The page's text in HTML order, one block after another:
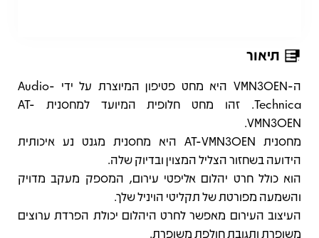
תיאור
תיאור
ה-VMN30EN היא מחט פטיפון המיוצרת על ידי Audio-
Technica. זהו מחט חלופית המיועד למחסנית AT-
VMN30EN.
מחסנית AT-VMN30EN היא מחסנית מגנט נע איכותית
הידועה בשחזור הצליל המצוין ובדיוק שלה.
הוא כולל חרט יהלום אליפטי עירום, המספק מעקב מדויק
והשמעה מפורטת של תקליטי הויניל שלך.
העיצוב העירום מאפשר לחרט היהלום יכולת הפרדת ערוצים
משופרת ותגובת חולפת משופרת.